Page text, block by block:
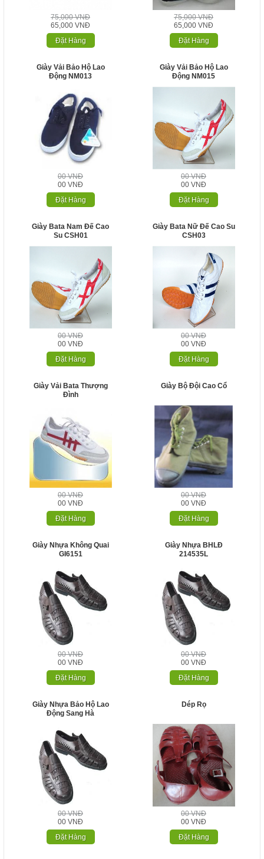
75,000 VNĐ
65,000 VNĐ
Đặt Hàng
75,000 VNĐ
65,000 VNĐ
Đặt Hàng
Giày Vải Bảo Hộ Lao
Động NM013
00 VNĐ
00 VNĐ
Đặt Hàng
Giày Vải Bảo Hộ Lao
Động NM015
00 VNĐ
00 VNĐ
Đặt Hàng
Giày Bata Nam Đế Cao
Su CSH01
00 VNĐ
00 VNĐ
Đặt Hàng
Giày Bata Nữ Đế Cao Su
CSH03
00 VNĐ
00 VNĐ
Đặt Hàng
Giày Vải Bata Thượng
Đình
00 VNĐ
00 VNĐ
Đặt Hàng
Giày Bộ Đội Cao Cổ
00 VNĐ
00 VNĐ
Đặt Hàng
Giày Nhựa Không Quai
GI6151
00 VNĐ
00 VNĐ
Đặt Hàng
Giày Nhựa BHLĐ
214535L
00 VNĐ
00 VNĐ
Đặt Hàng
Giày Nhựa Bảo Hộ Lao
Động Sang Hà
00 VNĐ
00 VNĐ
Đặt Hàng
Dép Rọ
00 VNĐ
00 VNĐ
Đặt Hàng